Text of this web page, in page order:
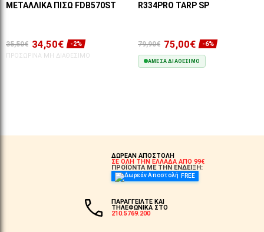
ΜΕΤΑΛΛΙΚΆ ΠΊΣΩ FDB570ST
35,50€ 34,50€
-2%
ΠΡΟΣΩΡΙΝΆ ΜΗ ΔΙΑΘΈΣΙΜΟ
R334PRO TARP SP
79,90€ 75,00€ -6%
ΆΜΕΣΑ ΔΙΑΘΈΣΙΜΟ
ΔΩΡΕΑΝ ΑΠΟΣΤΟΛΗ
ΣΕ ΟΛΗ ΤΗΝ ΕΛΛΑΔΑ ΑΠΟ 99€
ΠΡΟΪΟΝΤΑ ΜΕ ΤΗΝ ΕΝΔΕΙΞΗ:
FREE
ΠΑΡΑΓΓΕΙΛΤΕ ΚΑΙ
ΤΗΛΕΦΩΝΙΚΑ ΣΤΟ
210.5769.200